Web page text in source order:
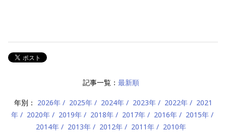
記事一覧： 最新順
年別： 2026年 2025年 2024年 2023年 2022年
2021
年
2020年 2019年 2018年 2017年 2016年
2015年
2014年
2013年 2012年 2011年 2010年